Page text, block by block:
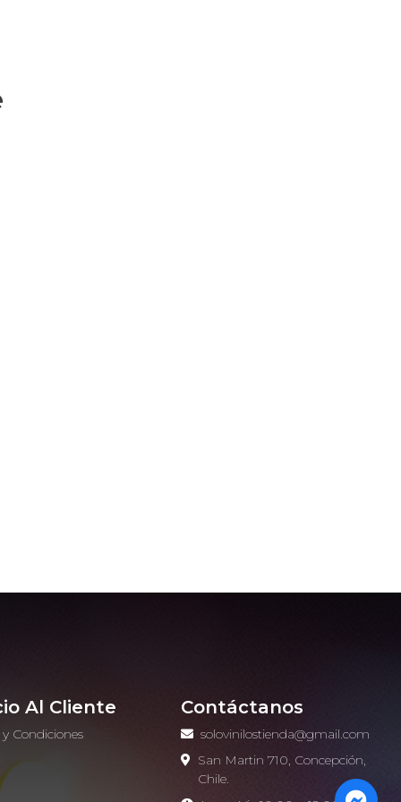
Al Cliente
Condiciones
Contáctanos
solovinilostienda@gmail.com
San Martin 710, Concepción,
Chile.